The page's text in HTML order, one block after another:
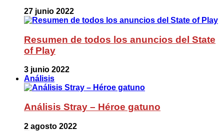
27 junio 2022
Resumen de todos los anuncios del State
of Play
3 junio 2022
Análisis
Análisis Stray – Héroe gatuno
2 agosto 2022